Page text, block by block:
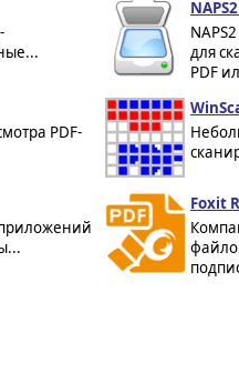
для
PDF
PDF-
Foxit